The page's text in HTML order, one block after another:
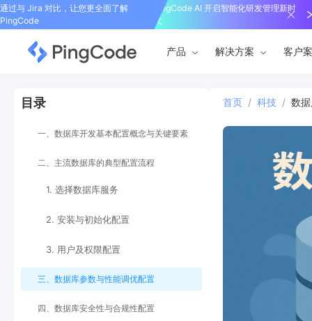
通过与 Jira 对比，让您更全面了解
PingCode
PingCode AI 开启智能化研发管理新时
代
产品 解决方案 客户
目录
一、数据库开发基本配置概念与关键要素
二、主流数据库的典型配置流程
1. 选择数据库服务
2. 安装与初始化配置
3. 用户及权限配置
三、数据库参数与性能调优配置
四、数据库安全性与合规性配置
首页 / 科技 / 数